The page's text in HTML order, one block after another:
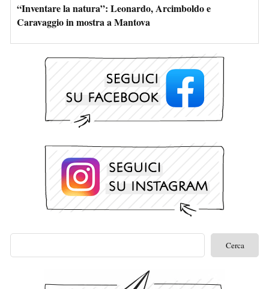
“Inventare la natura”: Leonardo, Arcimboldo e
Caravaggio in mostra a Mantova